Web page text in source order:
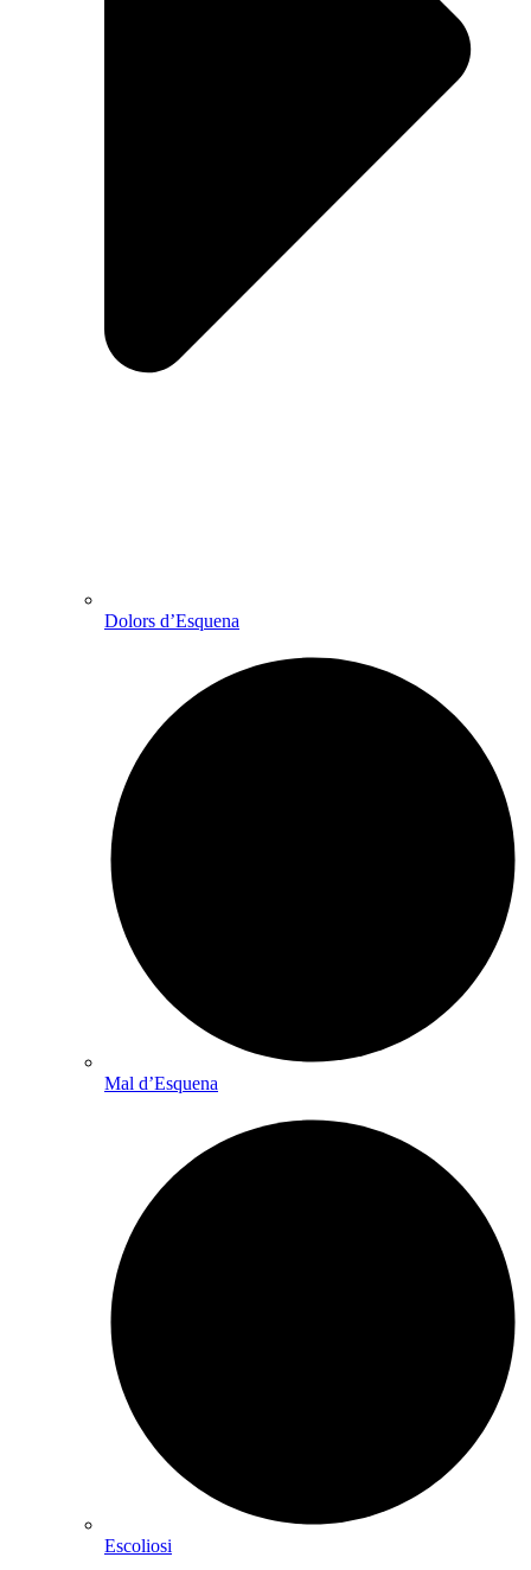
Dolors d’Esquena
Mal d’Esquena
Escoliosi